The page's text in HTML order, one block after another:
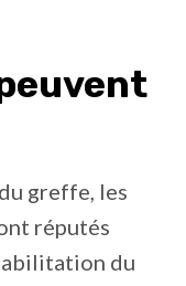
greffe, les
réputés
du